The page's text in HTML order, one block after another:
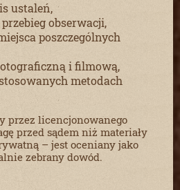
ustaleń,
obserwacji,
poszczególnych
i filmową,
metodach
przez licencjonowanego
przed sądem niż materiały
– jest oceniany jako
zebrany dowód.